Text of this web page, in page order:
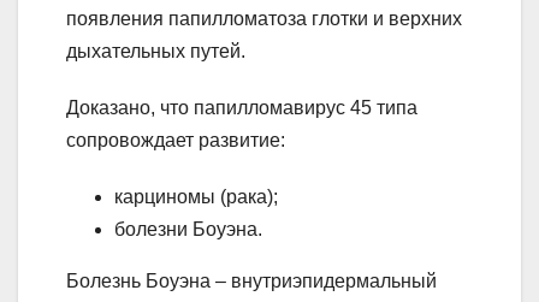
появления папилломатоза глотки и верхних
дыхательных путей.
Доказано, что папилломавирус 45 типа
сопровождает развитие:
карциномы (рака);
болезни Боуэна.
Болезнь Боуэна – внутриэпидермальный